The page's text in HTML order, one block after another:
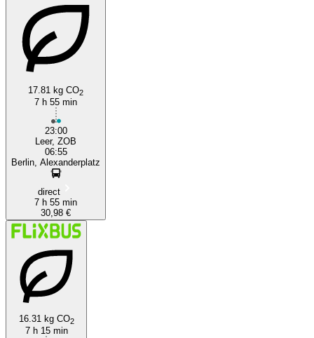
17.81 kg CO2
7 h 55 min
23:00
Leer, ZOB
06:55
Berlin, Alexanderplatz
direct
7 h 55 min
30,98 €
16.31 kg CO2
7 h 15 min